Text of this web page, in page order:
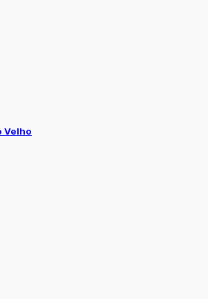
Velho